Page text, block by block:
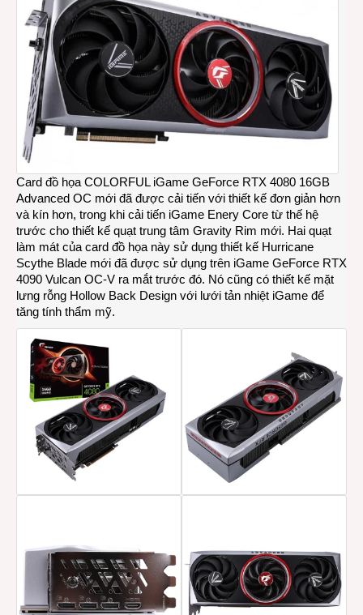
Card đồ họa COLORFUL iGame GeForce RTX 4080 16GB
Advanced OC mới đã được cải tiến với thiết kế đơn giản hơn
và kín hơn, trong khi cải tiến iGame Enery Core từ thế hệ
trước cho thiết kế quạt trung tâm Gravity Rim mới. Hai quạt
làm mát của card đồ họa này sử dụng thiết kế Hurricane
Scythe Blade mới đã được sử dụng trên iGame GeForce RTX
4090 Vulcan OC-V ra mắt trước đó. Nó cũng có thiết kế mặt
lưng rỗng Hollow Back Design với lưới tản nhiệt iGame để
tăng tính thẩm mỹ.